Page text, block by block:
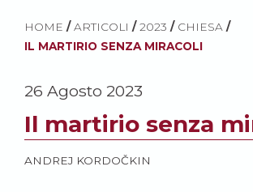
HOME / ARTICOLI / 2023 / CHIESA /
IL MARTIRIO SENZA MIRACOLI
26 Agosto 2023
Il martirio senza
ANDREJ KORDOČKIN